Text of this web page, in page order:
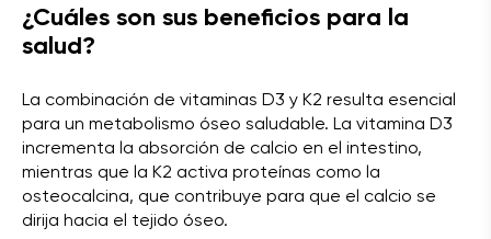
¿Cuáles son sus beneficios para la
salud?
La combinación de vitaminas D3 y K2 resulta esencial
para un metabolismo óseo saludable. La vitamina D3
incrementa la absorción de calcio en el intestino,
mientras que la K2 activa proteínas como la
osteocalcina, que contribuye para que el calcio se
dirija hacia el tejido óseo.